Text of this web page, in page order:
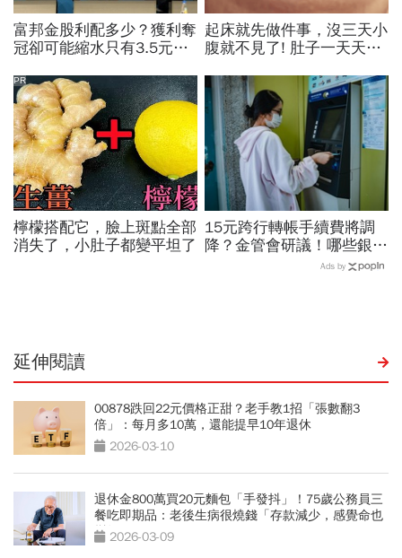
富邦金股利配多少？獲利奪
冠卻可能縮水只有3.5元？
成承諾不變
起床就先做件事，沒三天小
腹就不見了! 肚子一天天變
檸檬搭配它，臉上斑點全部
消失了，小肚子都變平坦了
PR
15元跨行轉帳手續費將調
降？金管會研議！哪些銀行
已免手續費？數位帳戶、薪
Ads by
延伸閱讀
00878跌回22元價格正甜？老手教1招「張數翻3
倍」：每月多10萬，還能提早10年退休
2026-03-10
退休金800萬買20元麵包「手發抖」！75歲公務員三
餐吃即期品：老後生病很燒錢「存款減少，感覺命也
變短」
2026-03-09